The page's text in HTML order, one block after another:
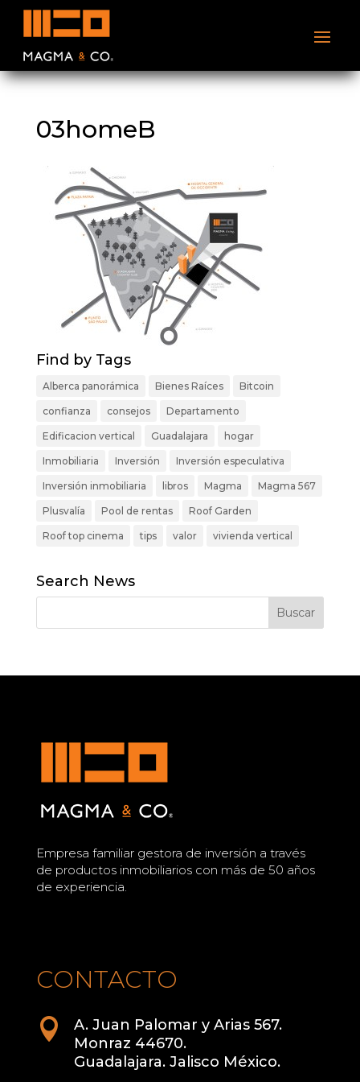
03homeB
Find by Tags
Alberca panorámica Bienes Raíces Bitcoin
confianza consejos Departamento
Edificacion vertical Guadalajara hogar
Inmobiliaria Inversión Inversión especulativa
Inversión inmobiliaria libros Magma Magma 567
Plusvalía Pool de rentas Roof Garden
Roof top cinema tips valor vivienda vertical
Search News
Empresa familiar gestora de inversión a través
de productos inmobiliarios con más de 50 años
de experiencia.
CONTACTO

A. Juan Palomar y Arias 567.
Monraz 44670.
Guadalajara. Jalisco México.